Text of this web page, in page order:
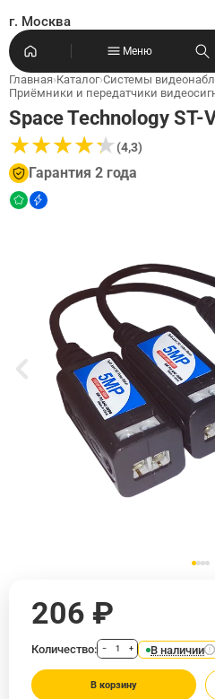
г. Москва
Меню
Главная›Каталог›Системы
Приёмники и передатчики
Space Technology
★★★★★
★★★★★(4,3)
Гарантия 2 года
206 ₽
Количество: − + В наличии
В корзину